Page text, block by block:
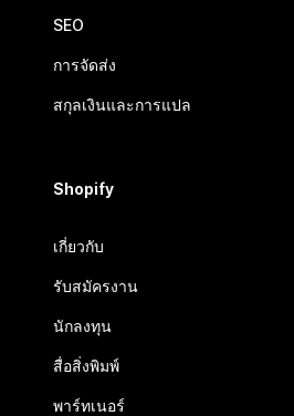
SEO
การจัดส่ง
สกุลเงินและการแปล
Shopify
เกี่ยวกับ
รับสมัครงาน
นักลงทุน
สื่อสิ่งพิมพ์
พาร์ทเนอร์